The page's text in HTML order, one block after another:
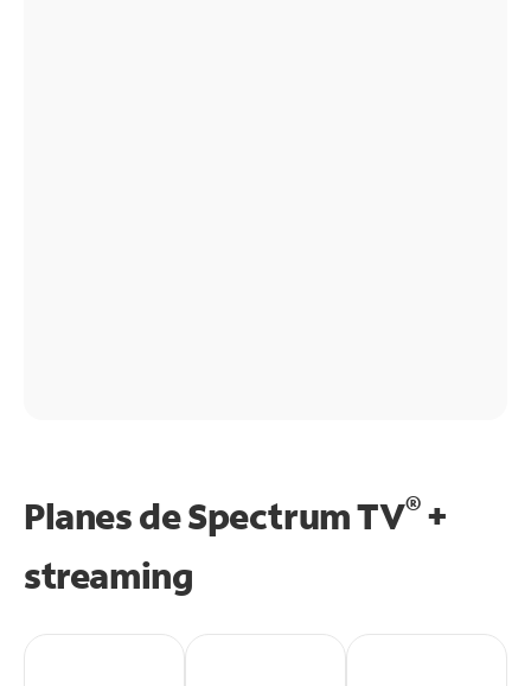
Planes de Spectrum TV®+
streaming